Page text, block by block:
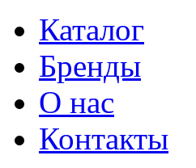
Каталог
Бренды
О нас
Контакты